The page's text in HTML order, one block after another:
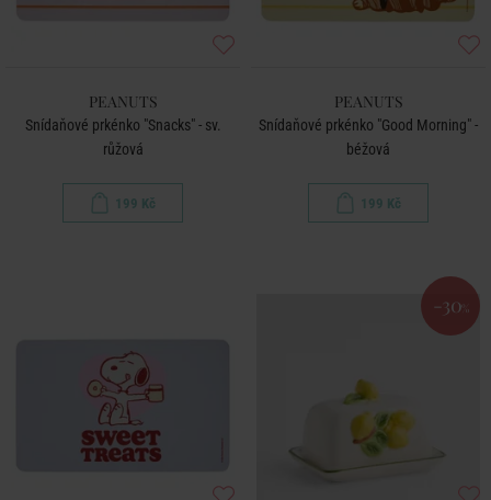
PEANUTS
Snídaňové prkénko "Snacks" - sv.
růžová
199 Kč
PEANUTS
Snídaňové prkénko "Good Morning" -
béžová
199 Kč
-30 %